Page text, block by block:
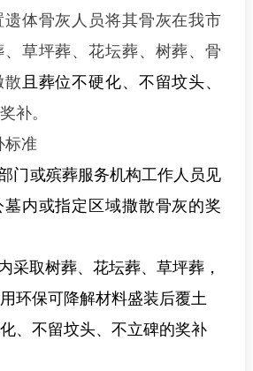
体骨灰人员将其骨灰在我市
草坪葬、花坛葬、树葬、骨
散 且葬位不硬化、不留坟头、
奖补。
标准
门或殡葬服务机构工作人员见
内或指定区域撒散骨灰的奖
采取树葬、花坛葬、草坪葬，
环保可降解材料盛装后覆土
、不留坟头、不立碑的奖补